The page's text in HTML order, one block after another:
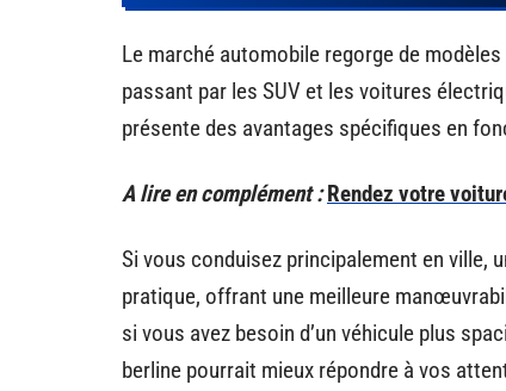
Le marché automobile regorge de
passant par les SUV et les voitures
présente des avantages spécifiques en
A lire en complément : Rendez votre
Si vous conduisez principalement en ville,
pratique, offrant une meilleure
si vous avez besoin d’un véhicule plus
berline pourrait mieux répondre à vos